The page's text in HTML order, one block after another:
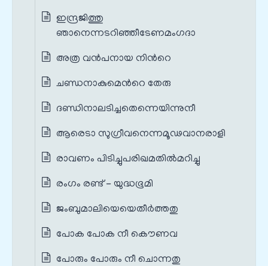
ഇന്ദ്രജിത്തു
ഞാനെന്നടറിഞ്ഞീടേണമംഗദാ
അത്ര വന്‍പനായ നിന്‍റെ
ചണ്ഡനാകുമെന്‍റെ തേരു
ദണ്ഡിനാലടിച്ചതെന്നെയിന്നുനീ
ആരെടാ സുഗ്രീവനെന്നമൂഢവാനരാളി
രാവണം പിടിച്ചുപരിഖമതില്‍മറിച്ചു
രംഗം രണ്ട് - യുദ്ധഭൂമി
ജംബുമാലിയെയെതീര്‍ത്തതു
പോക പോക നീ കൌണവ
പോരും പോരും നീ ചൊന്നതു